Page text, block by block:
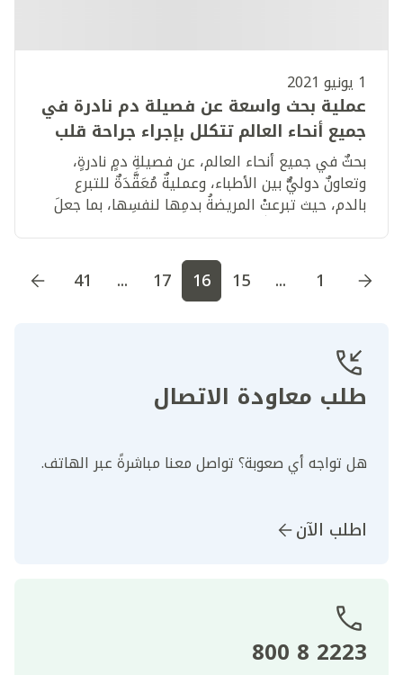
1 يونيو 2021
عملية بحث واسعة عن فصيلة دم نادرة في
جميع أنحاء العالم تتكلل بإجراء جراحة قلب
استثنائية وانقاذ حياة سيدة في أبوظبي
بحثٌ في جميع أنحاء العالم، عن فصيلةِ دمٍ نادرةٍ،
وتعاونٌ دوليٌّ بين الأطباء، وعمليةٌ مُعَقَّدَةٌ للتبرع
بالدم، حيث تبرعتْ المريضةُ بدمِها لنفسِها، بما جعلَ
مريضةٍ مقيمةٍ في أبوظبي
اذهب إلى الصفحة 1اذهب إلى الصفحة اذهب إلى 1
...
15
16
17
...
41
طلب معاودة الاتصال
هل تواجه أي صعوبة؟ تواصل معنا مباشرةً عبر الهاتف.
اطلب الآن
2223 8 800